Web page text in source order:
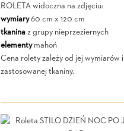
ROLETA widoczna na zdjęciu:
wymiary60 cm x 120 cm
tkaninaz grupy nieprzeziernych
elementymahoń
Cena rolety zależy od jej wymiarów i
zastosowanej tkaniny.